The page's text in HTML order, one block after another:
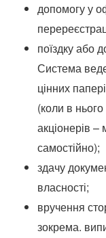
допомогу у
поїздку або
Система
цінних
(коли в нього
акціонерів
самостійно);
здачу
власності;
вручення
зокрема.